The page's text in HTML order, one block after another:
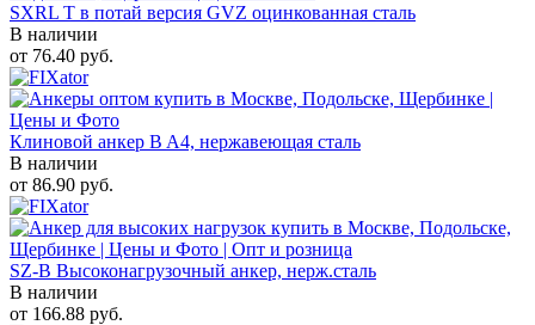
SXRL T в потай версия GVZ оцинкованная сталь
В наличии
от 76.40 руб.
Клиновой анкер B A4, нержавеющая сталь
В наличии
от 86.90 руб.
SZ-B Высоконагрузочный анкер, нерж.сталь
В наличии
от 166.88 руб.